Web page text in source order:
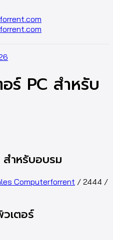
ร์ PC สำหรับ
ำหรับอบรม
Computerforrent / 2444 /
เตอร์